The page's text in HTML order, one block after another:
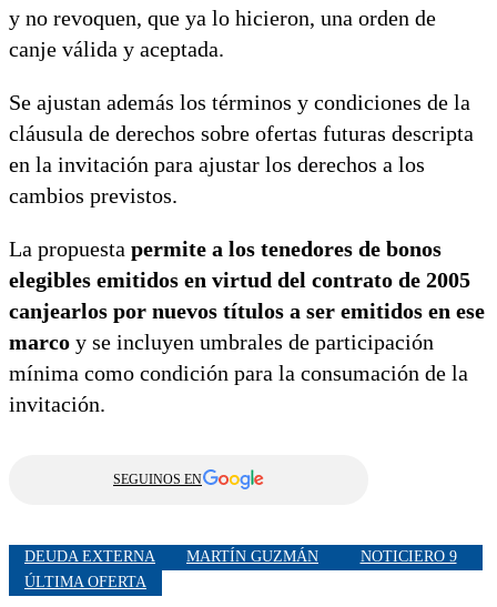
y no revoquen, que ya lo hicieron, una orden de
canje válida y aceptada.
Se ajustan además los términos y condiciones de la
cláusula de derechos sobre ofertas futuras descripta
en la invitación para ajustar los derechos a los
cambios previstos.
La propuesta permite a los tenedores de bonos
elegibles emitidos en virtud del contrato de 2005
canjearlos por nuevos títulos a ser emitidos en ese
marco y se incluyen umbrales de participación
mínima como condición para la consumación de la
invitación.
SEGUINOS EN
DEUDA EXTERNA MARTÍN GUZMÁN
NOTICIERO 9
ÚLTIMA OFERTA